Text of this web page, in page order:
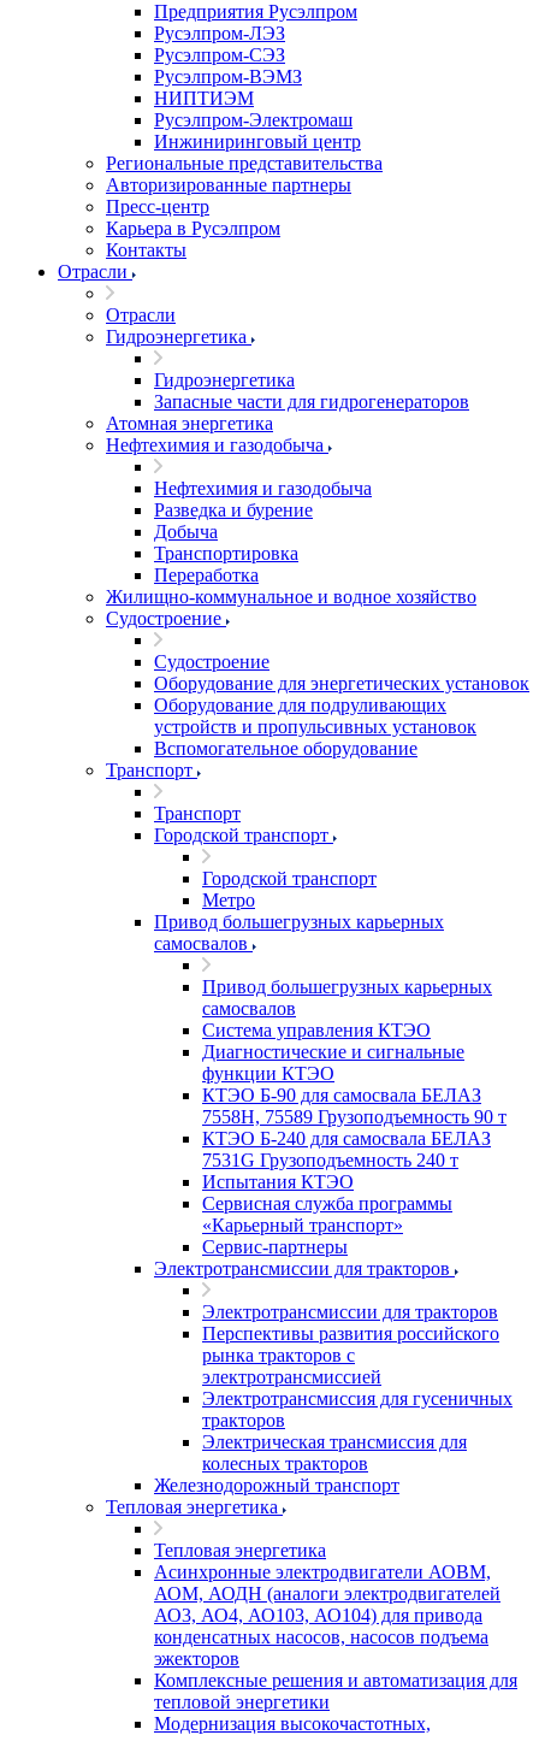
Предприятия Русэлпром
Русэлпром-ЛЭЗ
Русэлпром-СЭЗ
Русэлпром-ВЭМЗ
НИПТИЭМ
Русэлпром-Электромаш
Инжиниринговый центр
Региональные представительства
Авторизированные партнеры
Пресс-центр
Карьера в Русэлпром
Контакты
Отрасли
Отрасли
Гидроэнергетика
Гидроэнергетика
Запасные части для гидрогенераторов
Атомная энергетика
Нефтехимия и газодобыча
Нефтехимия и газодобыча
Разведка и бурение
Добыча
Транспортировка
Переработка
Жилищно-коммунальное и водное хозяйство
Судостроение
Судостроение
Оборудование для энергетических установок
Оборудование для подруливающих
устройств и пропульсивных установок
Вспомогательное оборудование
Транспорт
Транспорт
Городской транспорт
Городской транспорт
Метро
Привод большегрузных карьерных
самосвалов
Привод большегрузных карьерных
самосвалов
Система управления КТЭО
Диагностические и сигнальные
функции КТЭО
КТЭО Б-90 для самосвала БЕЛАЗ
7558H, 75589 Грузоподъемность 90 т
КТЭО Б-240 для самосвала БЕЛАЗ
7531G Грузоподъемность 240 т
Испытания КТЭО
Сервисная служба программы
«Карьерный транспорт»
Сервис-партнеры
Электротрансмиссии для тракторов
Электротрансмиссии для тракторов
Перспективы развития российского
рынка тракторов с
электротрансмиссией
Электротрансмиссия для гусеничных
тракторов
Электрическая трансмиссия для
колесных тракторов
Железнодорожный транспорт
Тепловая энергетика
Тепловая энергетика
Асинхронные электродвигатели АОВМ,
АОМ, АОДН (аналоги электродвигателей
АО3, АО4, АО103, АО104) для привода
конденсатных насосов, насосов подъема
эжекторов
Комплексные решения и автоматизация для
тепловой энергетики
Модернизация высокочастотных,